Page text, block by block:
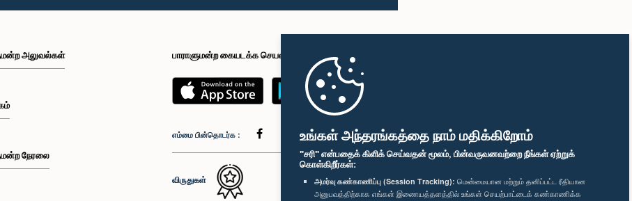
உங்கள் அந்தரங்கத்தை நாம் மதிக்கிறோம்
"சரி" என்பதைக் கிளிக் செய்வதன் மூலம், பின்வருவனவற்றை நீங்கள் ஏற்றுக்
கொள்கிறீர்கள்:
அமர்வு கண்காணிப்பு (Session Tracking): மென்மையான மற்றும் தனிப்பட்ட ரீதியான
அனுபவத்திற்காக எங்கள் இணையத்தளத்தில் உங்கள் செயற்பாட்டைக் கண்காணிக்க
அலுவல்கள்
நேரலை
பாராளுமன்ற கையடக்க செயலி
எம்மை பின்தொடர்க :
விருதுகள்